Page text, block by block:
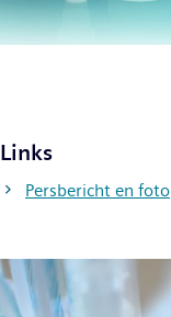
Links
Persbericht en foto